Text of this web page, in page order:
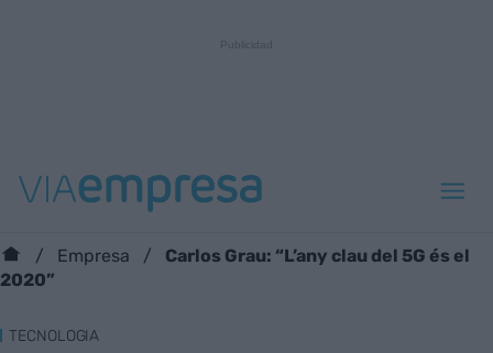
Empresa
Carlos Grau: “L’any clau del 5G és el
2020”
TECNOLOGIA